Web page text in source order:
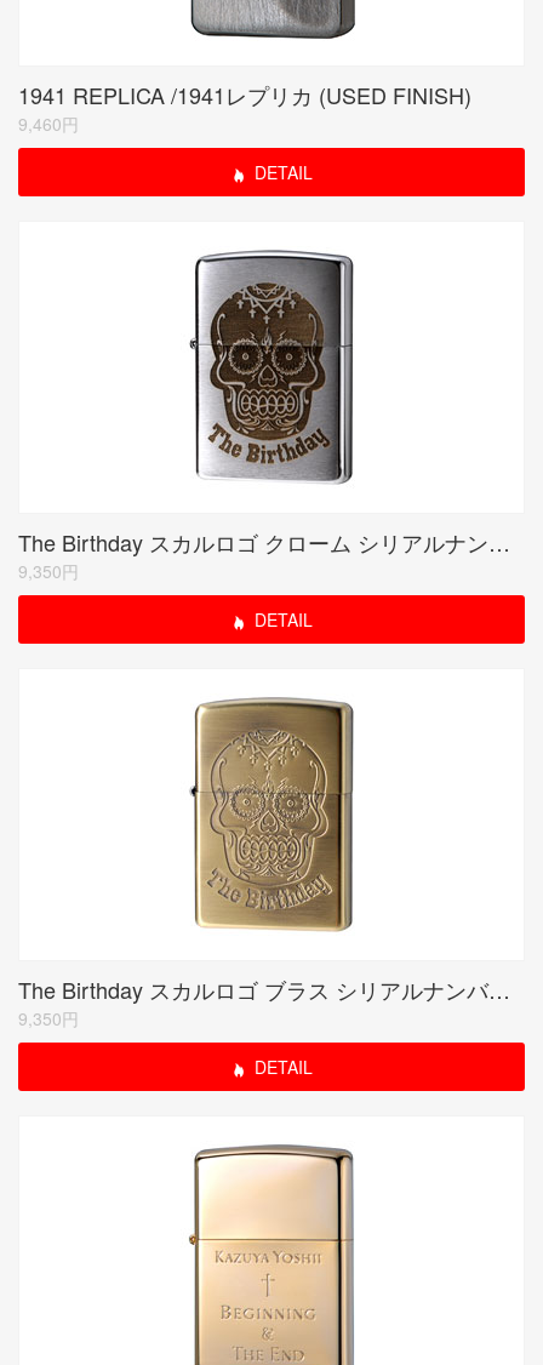
1941 REPLICA /1941レプリカ (USED FINISH)
9,460円
DETAIL
The Birthday スカルロゴ クローム シリアルナンバー入り(期間限定生産品)
9,350円
DETAIL
The Birthday スカルロゴ ブラス シリアルナンバー入り(期間限定生産品)
9,350円
DETAIL